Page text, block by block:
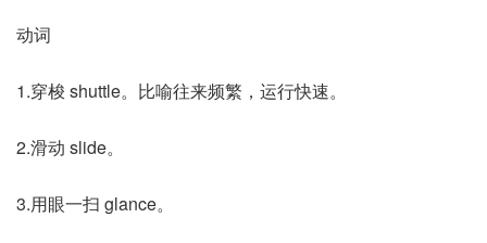
动词
1.穿梭 shuttle。比喻往来频繁，运行快速。
2.滑动 slide。
3.用眼一扫 glance。